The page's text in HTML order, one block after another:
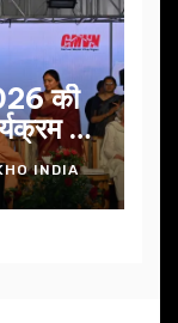
की
में
INDIA